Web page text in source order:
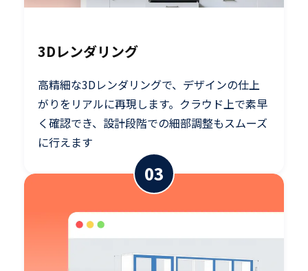
3Dレンダリング
高精細な3Dレンダリングで、デザインの仕上
がりをリアルに再現します。クラウド上で素早
く確認でき、設計段階での細部調整もスムーズ
に行えます
03